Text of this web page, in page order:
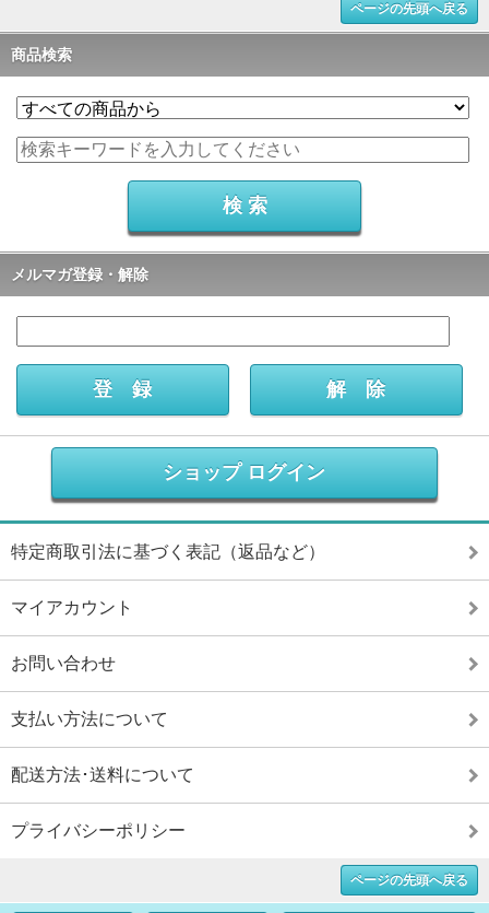
ページの先頭へ戻る
商品検索
メルマガ登録・解除
ショップ ログイン
特定商取引法に基づく表記（返品など）
マイアカウント
お問い合わせ
支払い方法について
配送方法･送料について
プライバシーポリシー
ページの先頭へ戻る